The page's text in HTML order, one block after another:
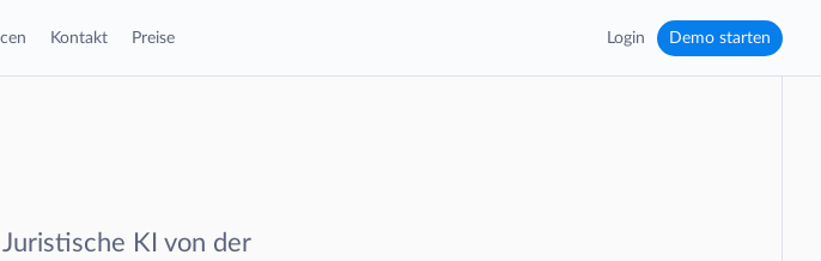
Kontakt Preise Login Demo starten
KI von der